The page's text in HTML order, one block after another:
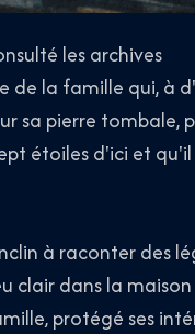
les archives
de la famille qui, à
sa pierre tombale,
étoiles d'ici et
à raconter des
clair dans la maison
protégé ses